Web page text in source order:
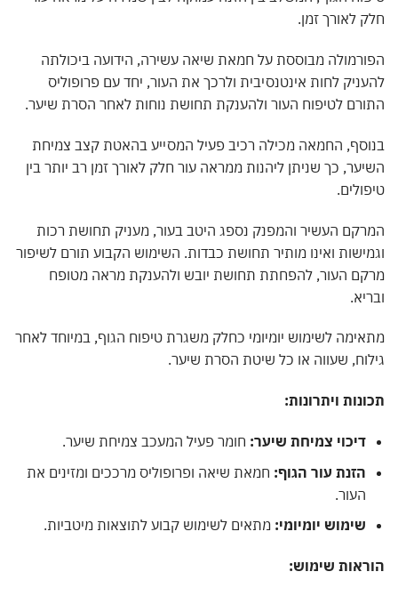
לאורך זמן.
מבוססת על חמאת שיאה עשירה, הידועה ביכולתה
לחות אינטנסיבית ולרכך את העור, יחד עם פרופוליס
לטיפוח העור ולהענקת תחושת נוחות לאחר הסרת שיער.
החמאה מכילה רכיב פעיל המסייע בהאטת קצב צמיחת
כך שניתן ליהנות ממראה עור חלק לאורך זמן רב יותר בין
העשיר והמפנק נספג היטב בעור, מעניק תחושת רכות
ואינו מותיר תחושת כבדות. השימוש הקבוע תורם לשיפור
העור, להפחתת תחושת יובש ולהענקת מראה מטופח
לשימוש יומיומי כחלק משגרת טיפוח הגוף, במיוחד לאחר
שעווה או כל שיטת הסרת שיער.
ויתרונות:
דיכוי צמיחת שיער:חומר פעיל המעכב צמיחת שיער.
הזנת עור הגוף:חמאת שיאה ופרופוליס מרככים ומזינים את
העור.
שימוש יומיומי:מתאים לשימוש קבוע לתוצאות מיטביות.
שימוש: